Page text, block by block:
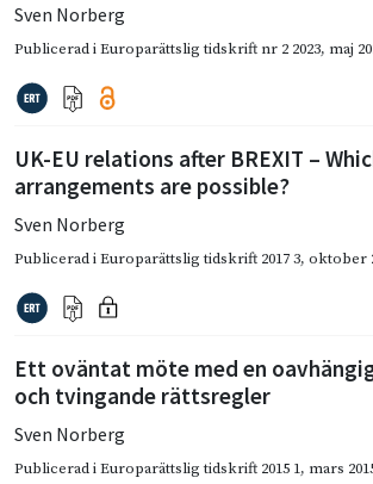
Sven Norberg
Publicerad iEuroparättslig tidskrift nr 2 2023, maj
UK-EU relations after BREXIT –
arrangements are possible?
Sven Norberg
Publicerad iEuroparättslig tidskrift 2017 3, oktober
Ett oväntat möte med en
och tvingande rättsregler
Sven Norberg
Publicerad iEuroparättslig tidskrift 2015 1, mars